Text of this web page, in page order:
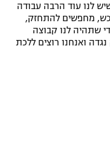
לנו עוד הרבה עבודה
מחפשים להתחזק,
שתהיה לנו קבוצה
ואנחנו רוצים ללכת